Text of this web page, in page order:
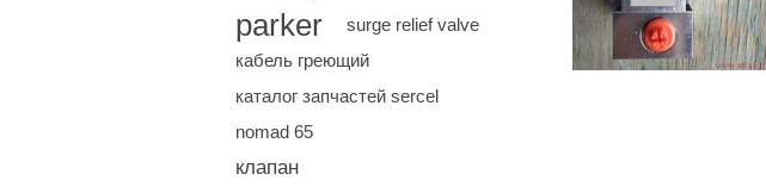
parker
surge relief valve
кабель греющий
каталог запчастей sercel
nomad 65
клапан